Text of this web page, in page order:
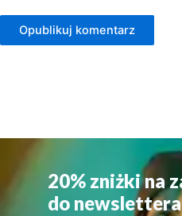
20% zniżki na
do